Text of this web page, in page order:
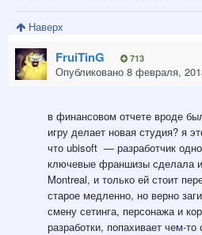
Наверх
FruiTinG 713
Опубликовано 8 февраля,
в финансовом отчете вроде
игру делает новая студия? я
что ubisoft — разработчик
ключевые франшизы сделала
Montreal, и только ей стоит
старое медленно, но верно
смену сетинга, персонажа и
разработки, попахивает чем-